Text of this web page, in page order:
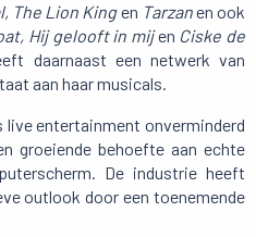
The Lion Kingen Tarzanen ook
Hij gelooft in mijen Ciske de
daarnaast een netwerk van
aan haar musicals.
entertainment onverminderd
groeiende behoefte aan echte
De industrie heeft
outlook door een toenemende